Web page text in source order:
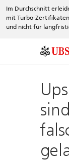
Im Durchschnitt
mit Turbo-
und nicht für